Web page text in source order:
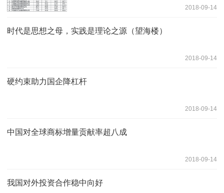
2018-09-14
时代是思想之母，实践是理论之源（望海楼）
2018-09-14
硬约束助力国企降杠杆
2018-09-14
中国对全球商标增量贡献率超八成
2018-09-14
我国对外投资合作稳中向好